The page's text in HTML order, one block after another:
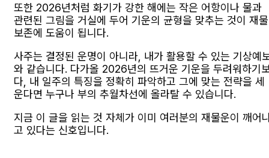
또한 2026년처럼 화기가 강한 해에는 작은 어항이나 물과
관련된 그림을 거실에 두어 기운의 균형을 맞추는 것이 재물
보존에 도움이 됩니다.
사주는 결정된 운명이 아니라, 내가 활용할 수 있는 기상예
와 같습니다. 다가올 2026년의 뜨거운 기운을 두려워하기
다, 내 일주의 특징을 정확히 파악하고 그에 맞는 전략을 세
운다면 누구나 부의 추월차선에 올라탈 수 있습니다.
지금 이 글을 읽는 것 자체가 이미 여러분의 재물운이 깨어
고 있다는 신호입니다.